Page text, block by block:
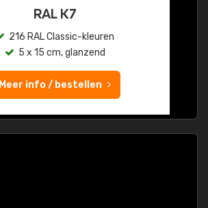
RAL K7
216 RAL Classic-kleuren
5 x 15 cm, glanzend
Meer info / bestellen